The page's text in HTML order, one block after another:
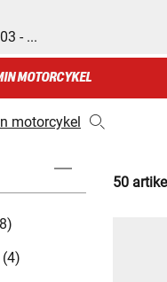
- ...
MOTORCYKEL
motorcykel
50